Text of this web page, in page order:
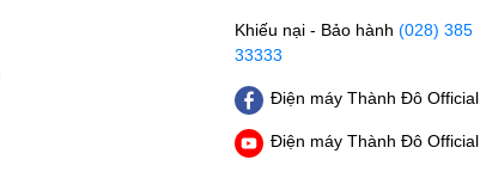
Khiếu nại - Bảo hành (028) 385
33333
Điện máy Thành Đô Official
Điện máy Thành Đô Official